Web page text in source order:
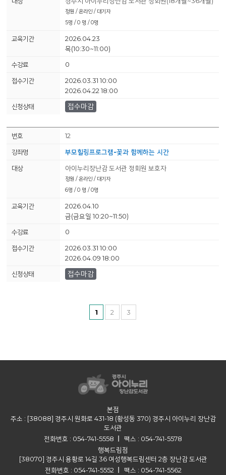
정원 / 온라인 / 대기자
5명 / 0 명 / 0명
2026.04.23
목(10:30~11:00)
0
2026.03.31 10:00
2026.04.22 18:00
접수마감
12
부모힐링프로그램-꽃과 함께하는 시간
아이누리장난감 도서관 정회원 보호자
정원 / 온라인 / 대기자
6명 / 0 명 / 0명
2026.04.10
금(금요일 10:20~11:50)
0
2026.03.31 10:00
2026.04.09 18:00
접수마감
1 2 3
본점
주소 : [38088] 경주시 원화로 431-18 (황성동 370) 경주시 아이누리 장난감
도서관
전화번호 : 054-741-5558
팩스 : 054-741-5578
행복드림점
[38070] 경주시 용황로 14길 36 여성행복드림센터 2층 장난감 도서관
전화번호 : 054-741-5552
팩스 : 054-741-5562